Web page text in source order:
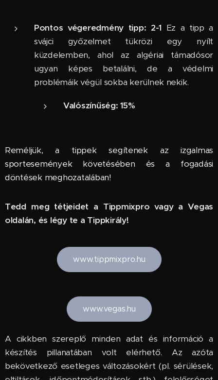
Pontos végeredmény tipp: 2-1 Ez a tipp a
svájci győzelmet tükrözi egy nyílt
küzdelemben, ahol az algériai támadósor
ugyan képes betalálni, de a védelmi
problémáik végül sokba kerülnek nekik.
Valószínűség: 15%
Reméljük, a tippek segítenek az izgalmas
sportesemények követésében és a fogadási
döntések meghozatalában!
Tedd meg tétjeidet a Tippmixpro vagy a Vegas
oldalán, és légy te a Tippkirály!
www.tippmixpro.hu
www.vegas.hu
A cikkben szereplő minden adat és információ a
készítés pillanatában volt elérhető. Az azóta
bekövetkező esetleges változásokért (pl. sérülések,